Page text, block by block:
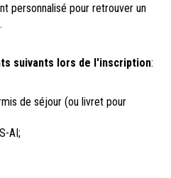
personnalisé pour retrouver un
suivants lors de l'inscription:
de séjour (ou livret pour
AI;